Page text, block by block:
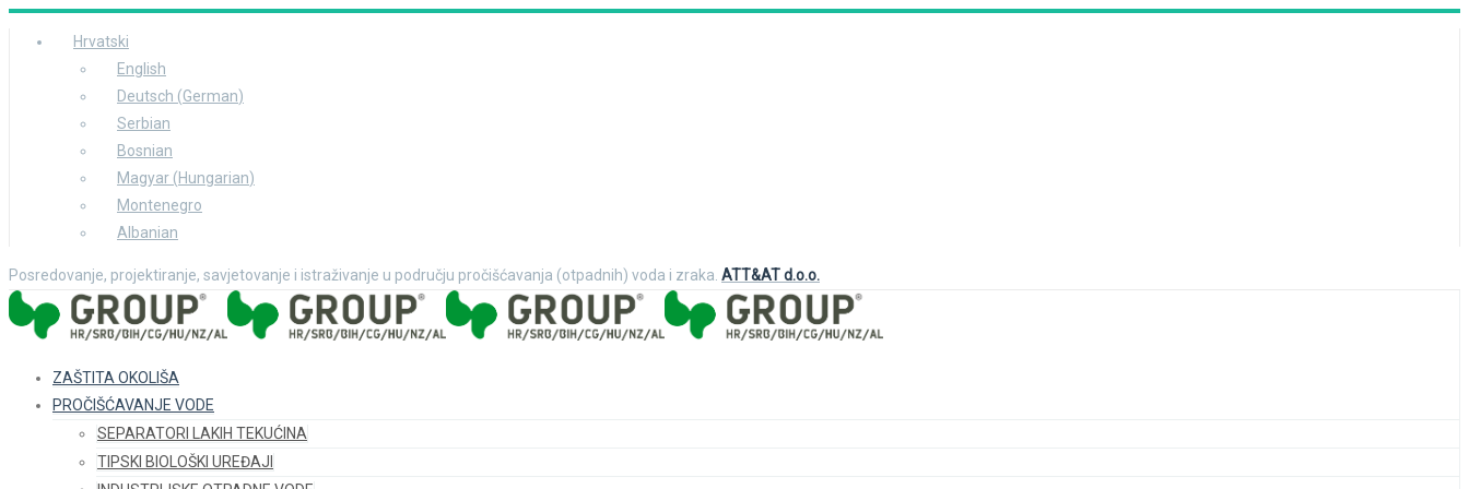
Hrvatski
English
Deutsch (German)
Serbian
Bosnian
Magyar (Hungarian)
Montenegro
Albanian
Posredovanje, projektiranje, savjetovanje i istraživanje u području pročišćavanja (otpadnih) voda i zraka. ATT&AT d.o.o.
ZAŠTITA OKOLIŠA
PROČIŠĆAVANJE VODE
SEPARATORI LAKIH TEKUĆINA
TIPSKI BIOLOŠKI UREĐAJI